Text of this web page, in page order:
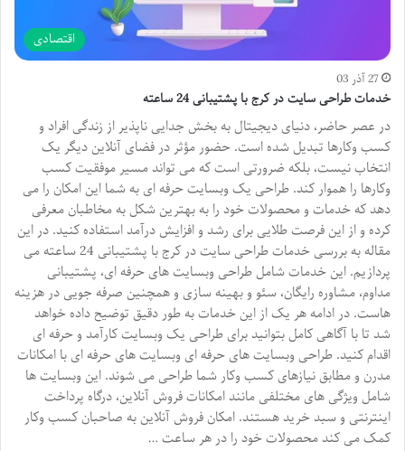
اقتصادی
27 آذر 03
خدمات طراحی سایت در کرج با پشتیبانی 24 ساعته
در عصر حاضر، دنیای دیجیتال به بخش جدایی ناپذیر از زندگی افراد و
کسب وکارها تبدیل شده است. حضور مؤثر در فضای آنلاین دیگر یک
انتخاب نیست، بلکه ضرورتی است که می تواند مسیر موفقیت کسب
وکارها را هموار کند. طراحی یک وبسایت حرفه ای به شما این امکان را می
دهد که خدمات و محصولات خود را به بهترین شکل به مخاطبان معرفی
کرده و از این فرصت طلایی برای رشد و افزایش درآمد استفاده کنید. در این
مقاله به بررسی خدمات طراحی سایت در کرج با پشتیبانی 24 ساعته می
پردازیم. این خدمات شامل طراحی وبسایت های حرفه ای، پشتیبانی
مداوم، مشاوره رایگان، سئو و بهینه سازی و همچنین صرفه جویی در هزینه
هاست. در ادامه هر یک از این خدمات به طور دقیق توضیح داده خواهد
شد تا با آگاهی کامل بتوانید برای طراحی یک وبسایت کارآمد و حرفه ای
اقدام کنید. طراحی وبسایت های حرفه ای وبسایت های حرفه ای با امکانات
مدرن و مطابق نیازهای کسب وکار شما طراحی می شوند. این وبسایت ها
شامل ویژگی های مختلفی مانند امکانات فروش آنلاین، درگاه پرداخت
اینترنتی و سبد خرید هستند. امکان فروش آنلاین به صاحبان کسب وکار
کمک می کند محصولات خود را در هر ساعت …